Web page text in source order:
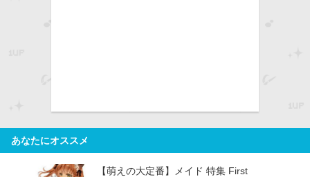
あなたにオススメ
【萌えの大定番】メイド 特集 First